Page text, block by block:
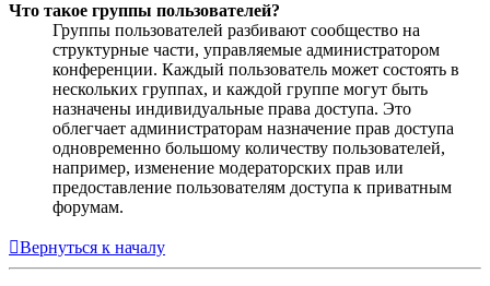
Что такое группы пользователей?
Группы пользователей разбивают сообщество на
структурные части, управляемые администратором
конференции. Каждый пользователь может состоять в
нескольких группах, и каждой группе могут быть
назначены индивидуальные права доступа. Это
облегчает администраторам назначение прав доступа
одновременно большому количеству пользователей,
например, изменение модераторских прав или
предоставление пользователям доступа к приватным
форумам.
Вернуться к началу